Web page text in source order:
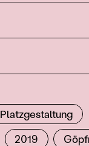
Platzgestaltung
2019